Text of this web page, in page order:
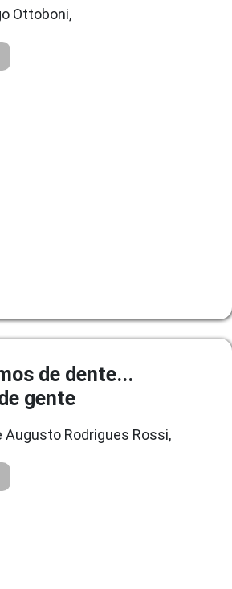
Ottoboni,
de dente...
gente
Augusto Rodrigues Rossi,